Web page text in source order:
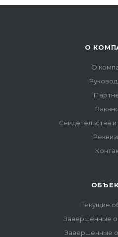
О
О
Свидетельства
Текущие
Завершенные
Завершенные